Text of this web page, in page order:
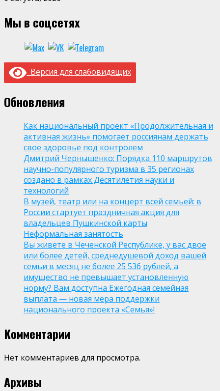
Мы в соцсетях
Версия для слабовидящих
Обновления
Как национальный проект «Продолжительная и
активная жизнь» помогает россиянам держать
свое здоровье под контролем
Дмитрий Чернышенко: Порядка 110 маршрутов
научно-популярного туризма в 35 регионах
создано в рамках Десятилетия науки и
технологий
В музей, театр или на концерт всей семьей: в
России стартует праздничная акция для
владельцев Пушкинской карты
Неформальная занятость
Вы живёте в Чеченской Республике, у вас двое
или более детей, среднедушевой доход вашей
семьи в месяц не более 25 536 рублей, а
имущество не превышает установленную
норму? Вам доступна Ежегодная семейная
выплата — новая мера поддержки
национального проекта «Семья»!
Комментарии
Нет комментариев для просмотра.
Архивы